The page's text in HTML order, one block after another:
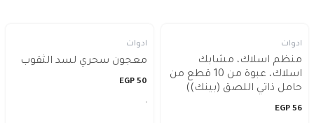
ادوات
منظم اسلاك، مشابك
اسلاك، عبوة من 10 قطع من
حامل ذاتي اللصق (بينك))
56
EGP
ادوات
معجون سحري لسد الثقوب
50
EGP